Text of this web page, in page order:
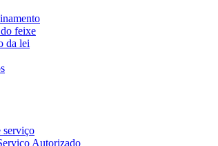
feixe
da lei
serviço
Autorizado